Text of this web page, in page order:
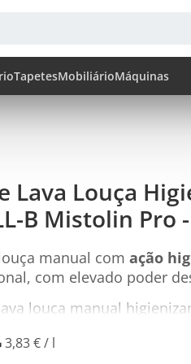
TapetesMobiliárioMáquinas
Lava Louça
B Mistolin Pro
manual com ação
com elevado poder
louça manual
a lavagem manual de
Preço
3,83 €/ por
l